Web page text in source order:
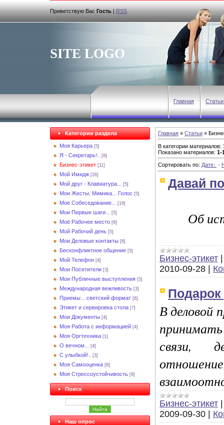
Приветствую Вас Гость|RSS
SITE LOGO
Главная
Категории раздела
Моя Карьера [5]
Я - Секретарь!.. [8]
Бизнес-этикет [11]
Мой Имидж [26]
Мой друг - Клавиатура... [5]
Мои Жесты, Мимика... Голос [5]
Мое Собеседование... [16]
Мои Первые шаги... [5]
Моё Рабочее место [6]
Мой Рабочий день [5]
Мои Деловые контакты [6]
Бесконфликтное общение [5]
Мой Телефон [4]
Мои Посетители [3]
Мои Публичные выступления [5]
Международная вежливость [3]
Приемы... светский формат [6]
Этикет и сервировка стола [7]
Мои Документы [4]
Моя Работа с информацией [4]
Моя Оргтехника [1]
О вечном... [4]
С улыбкой!.. [3]
Моя Самооценка [8]
Моя Стрессоустойчивость [9]
Поиск
Наш опрос
Главная » Статьи »
В категории материалов:
Показано материалов: 1-
Сортировать по: Дате ·
Давай
Об
Бизнес-этикет
2010-09-28 |
В деловой
связи,
Бизнес-этикет
2009-09-30 |